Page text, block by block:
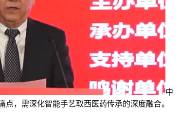
中
，需深化智能手艺取西医药传承的深度融合。